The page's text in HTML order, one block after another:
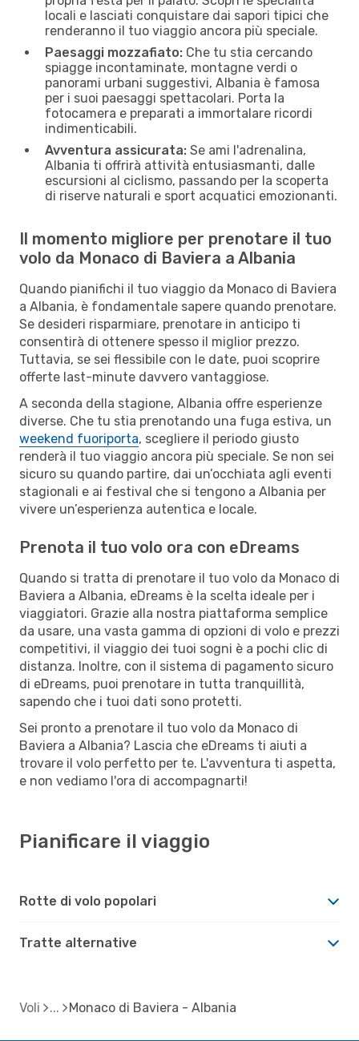
locali e lasciati conquistare dai sapori tipici che
renderanno il tuo viaggio ancora più speciale.
Paesaggi mozzafiato: Che tu stia cercando
spiagge incontaminate, montagne verdi o
panorami urbani suggestivi, Albania è famosa
per i suoi paesaggi spettacolari. Porta la
fotocamera e preparati a immortalare ricordi
indimenticabili.
Avventura assicurata: Se ami l'adrenalina,
Albania ti offrirà attività entusiasmanti, dalle
escursioni al ciclismo, passando per la scoperta
di riserve naturali e sport acquatici emozionanti.
Il momento migliore per prenotare il tuo
volo da Monaco di Baviera a Albania
Quando pianifichi il tuo viaggio da Monaco di Baviera
a Albania, è fondamentale sapere quando prenotare.
Se desideri risparmiare, prenotare in anticipo ti
consentirà di ottenere spesso il miglior prezzo.
Tuttavia, se sei flessibile con le date, puoi scoprire
offerte last-minute davvero vantaggiose.
A seconda della stagione, Albania offre esperienze
diverse. Che tu stia prenotando una fuga estiva, un
weekend fuoriporta, scegliere il periodo giusto
renderà il tuo viaggio ancora più speciale. Se non sei
sicuro su quando partire, dai un’occhiata agli eventi
stagionali e ai festival che si tengono a Albania per
vivere un’esperienza autentica e locale.
Prenota il tuo volo ora con eDreams
Quando si tratta di prenotare il tuo volo da Monaco di
Baviera a Albania, eDreams è la scelta ideale per i
viaggiatori. Grazie alla nostra piattaforma semplice
da usare, una vasta gamma di opzioni di volo e prezzi
competitivi, il viaggio dei tuoi sogni è a pochi clic di
distanza. Inoltre, con il sistema di pagamento sicuro
di eDreams, puoi prenotare in tutta tranquillità,
sapendo che i tuoi dati sono protetti.
Sei pronto a prenotare il tuo volo da Monaco di
Baviera a Albania? Lascia che eDreams ti aiuti a
trovare il volo perfetto per te. L'avventura ti aspetta,
e non vediamo l'ora di accompagnarti!
Pianificare il viaggio
Rotte di volo popolari
Tratte alternative
Voli Monaco di Baviera - Albania